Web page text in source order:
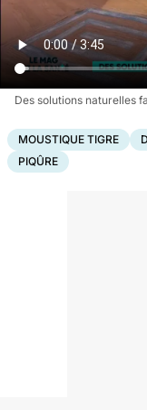
Des solutions naturelles
MOUSTIQUE TIGRE
PIQÛRE